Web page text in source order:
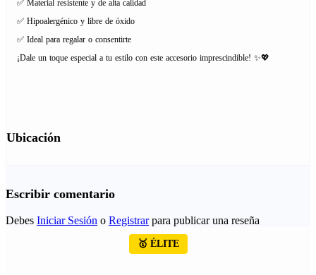
✅ Material resistente y de alta calidad
✅ Hipoalergénico y libre de óxido
✅ Ideal para regalar o consentirte
¡Dale un toque especial a tu estilo con este accesorio imprescindible! ✨💖
Ubicación
Escribir comentario
Debes Iniciar Sesión o Registrarpara publicar una reseña
🥇 ÉLITE